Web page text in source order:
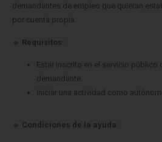
demandantes de empleo que quieran
por cuenta propia.
🔹 Requisitos
Estar inscrito en el servicio público
demandante.
Iniciar una actividad como
🔹 Condiciones de la ayuda